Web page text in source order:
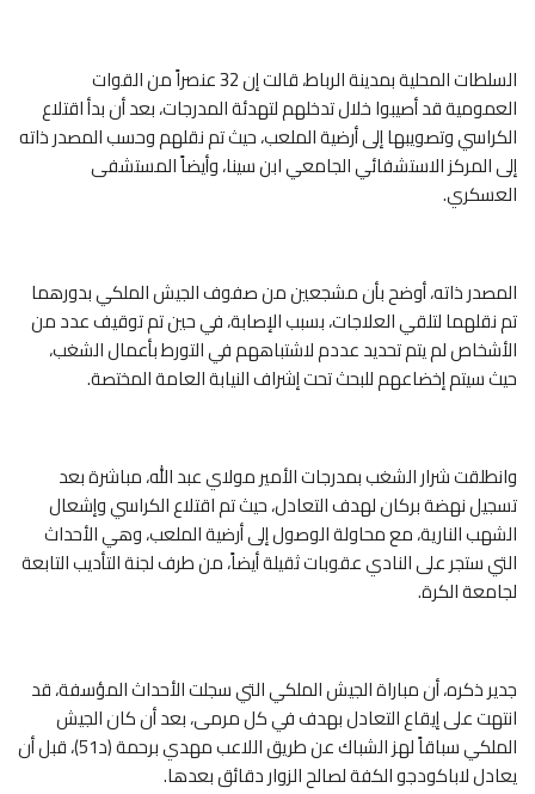
السلطات المحلية بمدينة الرباط، قالت إن 32 عنصراً من القوات
العمومية قد أصيبوا خلال تدخلهم لتهدئة المدرجات، بعد أن بدأ اقتلاع
الكراسي وتصويبها إلى أرضية الملعب، حيث تم نقلهم وحسب المصدر ذاته
إلى المركز الاستشفائي الجامعي ابن سينا، وأيضاً المستشفى
العسكري.
المصدر ذاته، أوضح بأن مشجعين من صفوف الجيش الملكي بدورهما
تم نقلهما لتلقي العلاجات، بسبب الإصابة، في حين تم توقيف عدد من
الأشخاص لم يتم تحديد عددم لاشتباههم في التورط بأعمال الشغب،
حيث سيتم إخضاعهم للبحث تحت إشراف النيابة العامة المختصة.
وانطلقت شرار الشغب بمدرجات الأمير مولاي عبد الله، مباشرة بعد
تسجيل نهضة بركان لهدف التعادل، حيث تم اقتلاع الكراسي وإشعال
الشهب النارية، مع محاولة الوصول إلى أرضية الملعب، وهي الأحداث
التي ستجر على النادي عقوبات ثقيلة أيضاً، من طرف لجنة التأديب التابعة
لجامعة الكرة.
جدير ذكره، أن مباراة الجيش الملكي التي سجلت الأحداث المؤسفة، قد
انتهت على إيقاع التعادل بهدف في كل مرمى، بعد أن كان الجيش
الملكي سباقاً لهز الشباك عن طريق اللاعب مهدي برحمة (د51)، قبل أن
يعادل لاباكودجو الكفة لصالح الزوار دقائق بعدها.